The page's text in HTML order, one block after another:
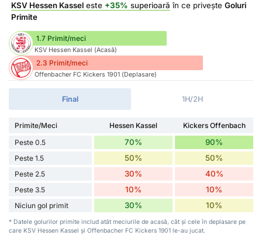
KSV Hessen Kassel este +35% superioară în ce privește Goluri
Primite
1.7 Primit/meci
KSV Hessen Kassel (Acasă)
2.3 Primit/meci
Offenbacher FC Kickers 1901 (Deplasare)
Final 1H/2H
Primite/Meci Hessen Kassel
Kickers Offenbach
Peste 0.5
70% 90%
Peste 1.5 50% 50%
Peste 2.5 30% 40%
Peste 3.5 10% 10%
Niciun gol primit 30% 10%
* Datele golurilor primite includ atât meciurile de acasă, cât și cele în deplasare pe
care KSV Hessen Kassel și Offenbacher FC Kickers 1901 le-au jucat.